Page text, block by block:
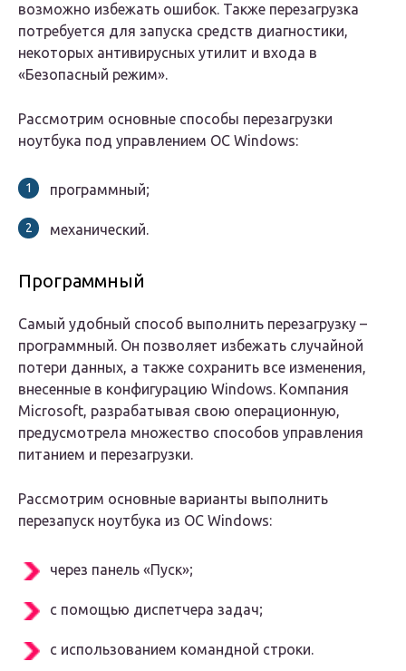
возможно избежать ошибок. Также перезагрузка
потребуется для запуска средств диагностики,
некоторых антивирусных утилит и входа в
«Безопасный режим».
Рассмотрим основные способы перезагрузки
ноутбука под управлением ОС Windows:
программный;
механический.
Программный
Самый удобный способ выполнить перезагрузку –
программный. Он позволяет избежать случайной
потери данных, а также сохранить все изменения,
внесенные в конфигурацию Windows. Компания
Microsoft, разрабатывая свою операционную,
предусмотрела множество способов управления
питанием и перезагрузки.
Рассмотрим основные варианты выполнить
перезапуск ноутбука из ОС Windows:
через панель «Пуск»;
с помощью диспетчера задач;
с использованием командной строки.